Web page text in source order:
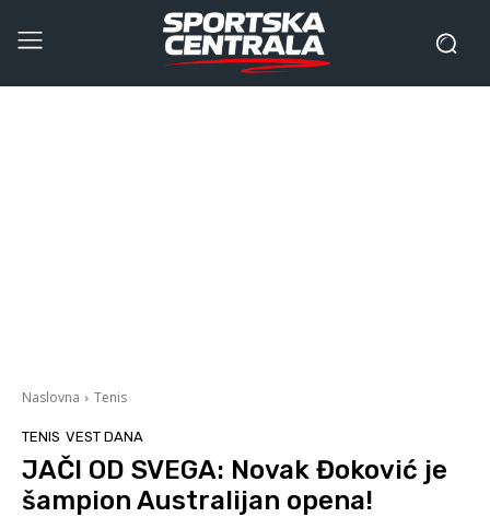
Naslovna Tenis
TENIS VEST DANA
JAČI OD SVEGA: Novak Đoković je
šampion Australijan opena!